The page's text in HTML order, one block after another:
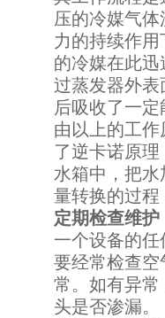
压的冷媒气
力的持续作
的冷媒在此
过蒸发器外
后吸收了一
由以上的工
了逆卡诺原
水箱中，把
量转换的过程
定期检查维护
一个设备的任
要经常检查
常。如有异
头是否渗漏。